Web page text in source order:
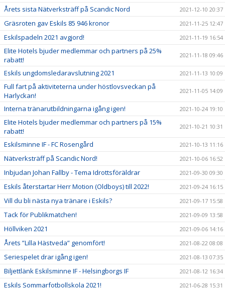
Årets sista Nätverksträff på Scandic Nord 2021-12-10 20:37
Gräsroten gav Eskils 85 946 kronor 2021-11-25 12:47
Eskilspadeln 2021 avgjord! 2021-11-19 16:54
Elite Hotels bjuder medlemmar och partners på 25%
rabatt!
2021-11-18 09:46
Eskils ungdomsledaravslutning 2021 2021-11-13 10:09
Full fart på aktiviteterna under höstlovsveckan på
Harlyckan!
2021-11-05 14:09
Interna tränarutbildningarna igång igen! 2021-10-24 19:10
Elite Hotels bjuder medlemmar och partners på 15%
rabatt!
2021-10-21 10:31
Eskilsminne IF - FC Rosengård 2021-10-13 11:16
Nätverksträff på Scandic Nord! 2021-10-06 16:52
Inbjudan Johan Fallby - Tema Idrottsföräldrar 2021-09-30 09:30
Eskils återstartar Herr Motion (Oldboys) till 2022! 2021-09-24 16:15
Vill du bli nästa nya tränare i Eskils? 2021-09-17 15:58
Tack för Publikmatchen! 2021-09-09 13:58
Höllviken 2021 2021-09-06 14:16
Årets ”Lilla Hästveda” genomfört! 2021-08-22 08:08
Seriespelet drar igång igen! 2021-08-13 07:35
Biljettlänk Eskilsminne IF - Helsingborgs IF 2021-08-12 16:34
Eskils Sommarfotbollskola 2021! 2021-06-28 15:31